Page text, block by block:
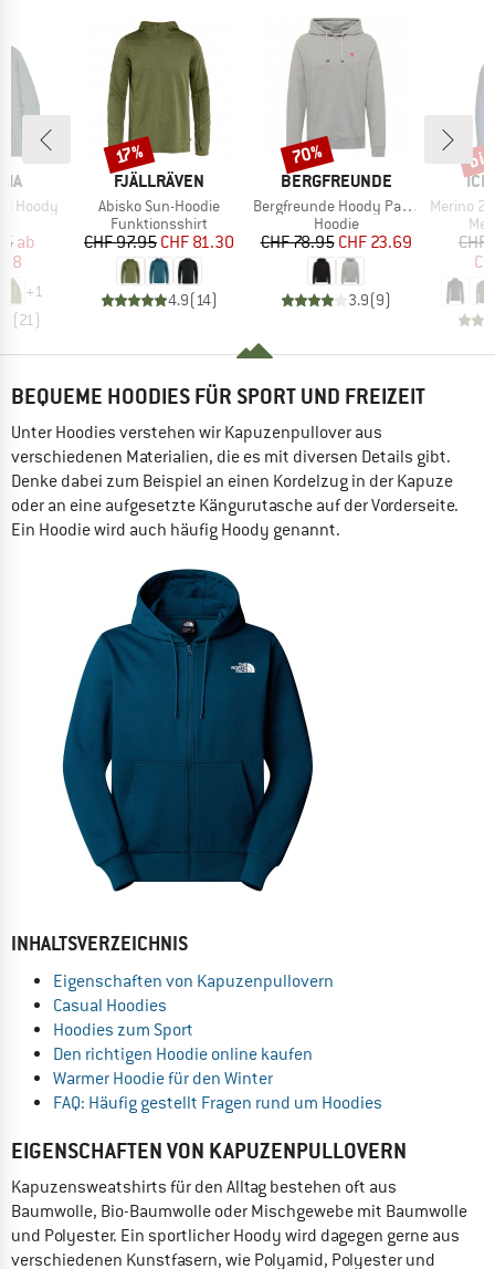
Hoody
Preis
ab
+1
(21)
MARKE
FJÄLLRÄVEN
Artikel
Abisko Sun-Hoodie
Produktgruppe
Funktionsshirt
Preis
CHF 97.95 reduzierter Preis
CHF 81.30
4.9( 14)
Rabatt
17%
MARKE
BERGFREUNDE
Artikel
Bergfreunde Hoody Patch
Produktgruppe
Hoodie
Preis
CHF 78.95reduzierter Preis
CHF 23.69
3.9(9)
Rabatt
70%
Artikel
Merino 260
BEQUEME HOODIES FÜR SPORT UND FREIZEIT
Unter Hoodies verstehen wir Kapuzenpullover aus
verschiedenen Materialien, die es mit diversen Details gibt.
Denke dabei zum Beispiel an einen Kordelzug in der Kapuze
oder an eine aufgesetzte Kängurutasche auf der Vorderseite.
Ein Hoodie wird auch häufig Hoody genannt.
INHALTSVERZEICHNIS
Eigenschaften von Kapuzenpullovern
Casual Hoodies
Hoodies zum Sport
Den richtigen Hoodie online kaufen
Warmer Hoodie für den Winter
FAQ: Häufig gestellt Fragen rund um Hoodies
EIGENSCHAFTEN VON KAPUZENPULLOVERN
Kapuzensweatshirts für den Alltag bestehen oft aus
Baumwolle, Bio-Baumwolle oder Mischgewebe mit Baumwolle
und Polyester. Ein sportlicher Hoody wird dagegen gerne aus
verschiedenen Kunstfasern, wie Polyamid, Polyester und